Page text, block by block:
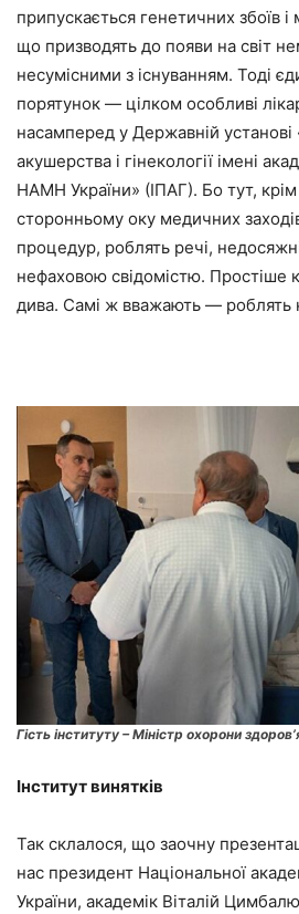
припускається генетичних збоїв
що призводять до появи на світ
несумісними з існуванням. Тоді
порятунок — цілком особливі
насамперед у Державній установі
акушерства і гінекології імені
НАМН України» (ІПАГ). Бо тут, крім
сторонньому оку медичних
процедур, роблять речі,
нефаховою свідомістю. Простіше
дива. Самі ж вважають — роблять
Гість інституту – Міністр охорони
Інститут винятків
Так склалося, що заочну
нас президент Національної
України, академік Віталій